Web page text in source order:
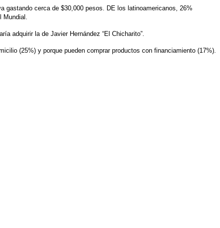
gastando cerca de $30,000 pesos. DE los latinoamericanos, 26%
adquirir la de Javier Hernández “El Chicharito”.
(25%) y porque pueden comprar productos con financiamiento (17%).